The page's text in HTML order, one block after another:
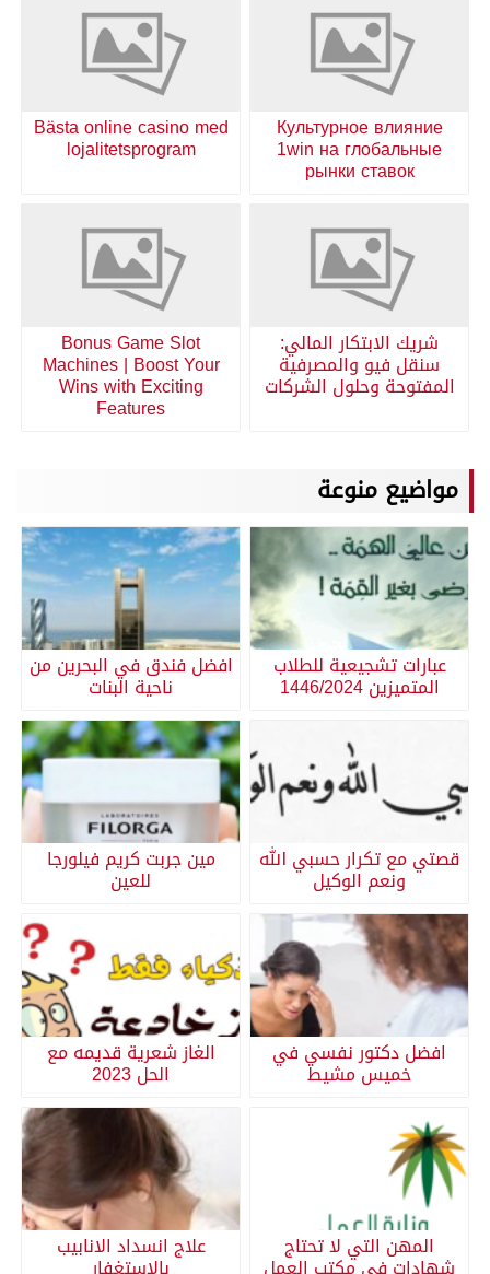
Культурное влияние
1win на глобальные
рынки ставок
Bästa online casino med
lojalitetsprogram
شريك الابتكار المالي:
سنقل فيو والمصرفية
المفتوحة وحلول الشركات
Bonus Game Slot
Machines | Boost Your
Wins with Exciting
Features
مواضيع منوعة
عبارات تشجيعية للطلاب
المتميزين 1446/2024
افضل فندق في البحرين من
ناحية البنات
قصتي مع تكرار حسبي الله
ونعم الوكيل
مين جربت كريم فيلورجا
للعين
افضل دكتور نفسي في
خميس مشيط
الغاز شعرية قديمه مع
الحل 2023
المهن التي لا تحتاج علاج انسداد الانابيب